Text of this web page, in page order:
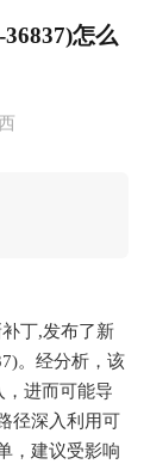
怎么
丁,发布了新
。经分析，该
，进而可能导
径深入利用可
，建议受影响